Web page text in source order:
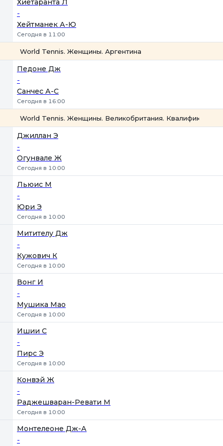
Хиетаранта Л
-
Хейтманек А-Ю
Сегодня в 11:00
World Tennis. Женщины. Аргентина
Педоне Дж
-
Санчес А-С
Сегодня в 16:00
World Tennis. Женщины. Великобритания. Квалификация
Джиллан Э
-
Огунвале Ж
Сегодня в 10:00
Льюис М
-
Юри Э
Сегодня в 10:00
Митителу Дж
-
Кужович К
Сегодня в 10:00
Вонг И
-
Мушика Мао
Сегодня в 10:00
Ишии С
-
Пирс Э
Сегодня в 10:00
Конвэй Ж
-
Раджешваран-Ревати М
Сегодня в 10:00
Монтелеоне Дж-А
-